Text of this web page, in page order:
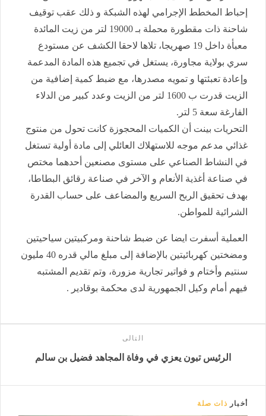
إحباط المخطط الإجرامي لهذه الشبكة و ذلك عقب توقيف
شاحنة ذات مقطورة محملة بـ 19000 لتر من زيت المائدة
معبأة داخل 19 صهريجا، تلاها لاحقا الكشف عن مستودع
سري بولاية مجاورة، يستغل في تجميع هذه المادة المدعمة
وإعادة تعبئتها و تمويه مصدرها، مع ضبط كمية إضافية من
الزيت قدرت ب 1600 لتر من الزيت وعدد كبير من الدلاء
الفارغة سعة 5 لتر.
التحريات بينت أن الكميات المحجوزة كانت تحول من منتوج
غذائي مدعم موجه للاستهلاك العائلي إلى مادة أولية تستغل
في النشاط الصناعي على مستوى مصنعين أحدهما مختص
في صناعة أغذية الأنعام و الآخر في صناعة رقائق البطاطا،
بهدف تحقيق الربح السريع والمضاعف على حساب القدرة
الشرائية للمواطن.
العملية أسفرت ايضا عن ضبط شاحنة ومركبيتين سياحيتين
ومضختين كهربائيتين بالإضافة إلى مبلغ مالي قدره 40 مليون
سنتيم وأختام و فواتير تجارية مزورة، وتم تقديم المشتبه
فيهم أمام وكيل الجمهورية لدى محكمة بوقادير .
التالى
الرئيس تبون يعزي في وفاة المجاهد فضيل بن سالم
أخبار ذات صلة